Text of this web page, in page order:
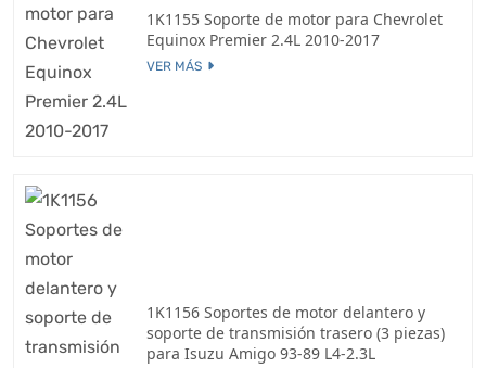
1K1155 Soporte de motor para Chevrolet
Equinox Premier 2.4L 2010-2017
VER MÁS
1K1156 Soportes de motor delantero y
soporte de transmisión trasero (3 piezas)
para Isuzu Amigo 93-89 L4-2.3L